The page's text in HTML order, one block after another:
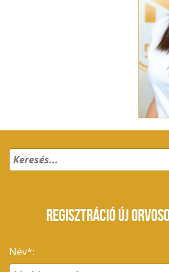
REGISZTRÁCIÓ ÚJ
Név*: